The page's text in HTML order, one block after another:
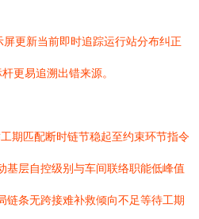
更新当前即时追踪运行站分布纠正
更易追溯出错来源。
期匹配断时链节稳起至约束环节指令
基层自控级别与车间联络职能低峰值
链条无跨接难补救倾向不足等待工期